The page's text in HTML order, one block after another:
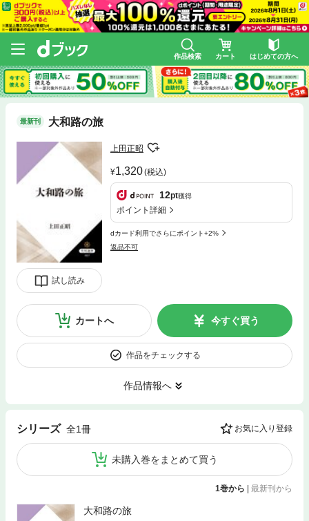
作品検索 カート はじめての方へ
最新刊 大和路の旅
試し読み
上田正昭
1,320(税込)
12pt獲得
ポイント詳細
dカード利用でさらにポイント+2%
返品不可
カートへ 今すぐ買う
作品をチェックする
作品情報へ
シリーズ 全1冊 お気に入り登録
未購入巻をまとめて買う
1巻から | 最新刊から
大和路の旅